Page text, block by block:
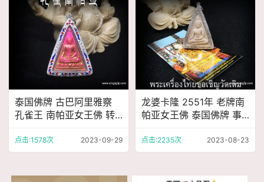
泰国佛牌 古巴阿里雅察
孔雀王 南帕亚女王佛 转
势 权利威望
点击:1578次 2023-09-29
龙婆卡隆 2551年 老牌南
帕亚女王佛 泰国佛牌 事
望
点击:2235次 2023-08-23